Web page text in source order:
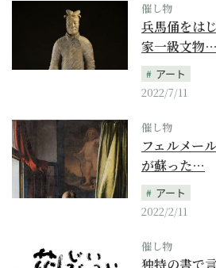
催し物
兵馬俑をは
家一級文物…
アート
2022/7/11
催し物
フェルメー
が蘇った…
アート
2022/2/11
催し物